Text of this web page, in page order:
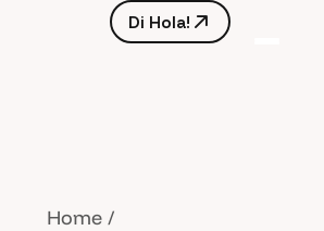
Di Hola!
Home